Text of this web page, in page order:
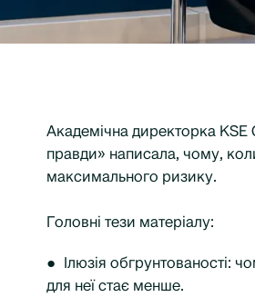
Академічна директорка
правди» написала, чому,
максимального ризику.
Головні тези матеріалу:
● Ілюзія обгрунтованості:
для неї стає менше.